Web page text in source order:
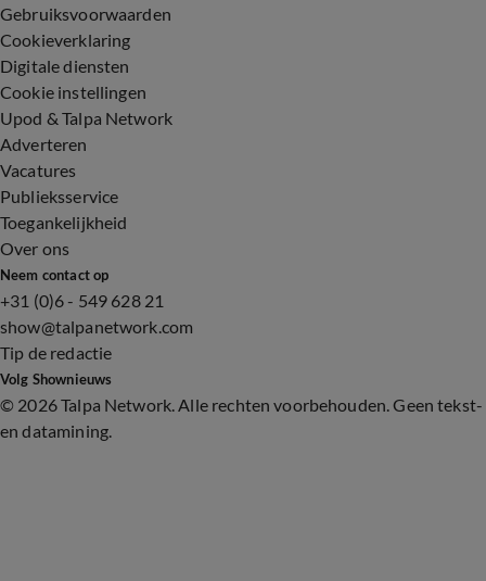
Gebruiksvoorwaarden
Cookieverklaring
Digitale diensten
Cookie instellingen
Upod & Talpa Network
Adverteren
Vacatures
Publieksservice
Toegankelijkheid
Over ons
Neem contact op
+31 (0)6 - 549 628 21
show@talpanetwork.com
Tip de redactie
Volg Shownieuws
© 2026 Talpa Network. Alle rechten voorbehouden. Geen tekst-
en datamining.